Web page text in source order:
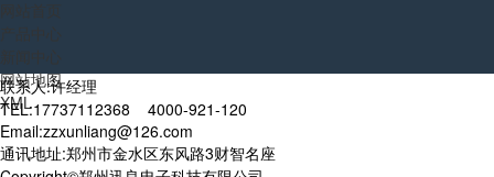
网站地图
XML
联系人:许经理
TEL:17737112368 4000-921-120
Email:zzxunliang@126.com
通讯地址:郑州市金水区东风路3财智名座